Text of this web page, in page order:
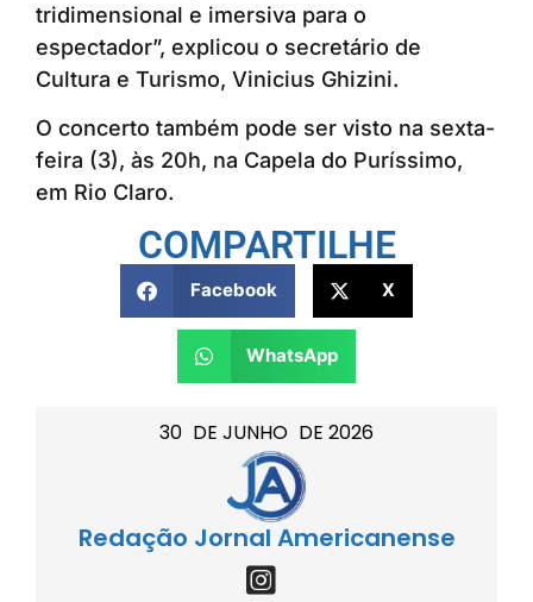
30 DE JUNHO DE 2026
Redação Jornal Americanense
tridimensional e imersiva para o
espectador”, explicou o secretário de
Cultura e Turismo, Vinicius Ghizini.
O concerto também pode ser visto na sexta-
feira (3), às 20h, na Capela do Puríssimo,
em Rio Claro.
COMPARTILHE
Facebook X
WhatsApp